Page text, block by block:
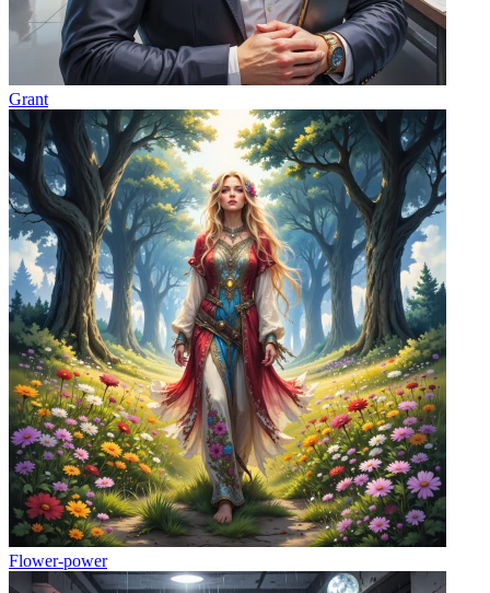
Grant
Flower-power